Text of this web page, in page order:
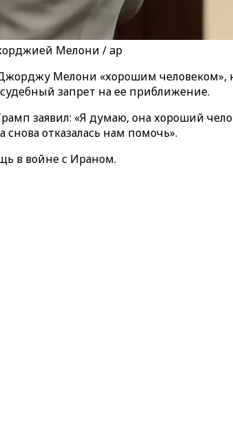
Мелони / ap
Мелони «хорошим человеком»,
запрет на ее приближение.
заявил: «Я думаю, она хороший
отказалась нам помочь».
в войне с Ираном.